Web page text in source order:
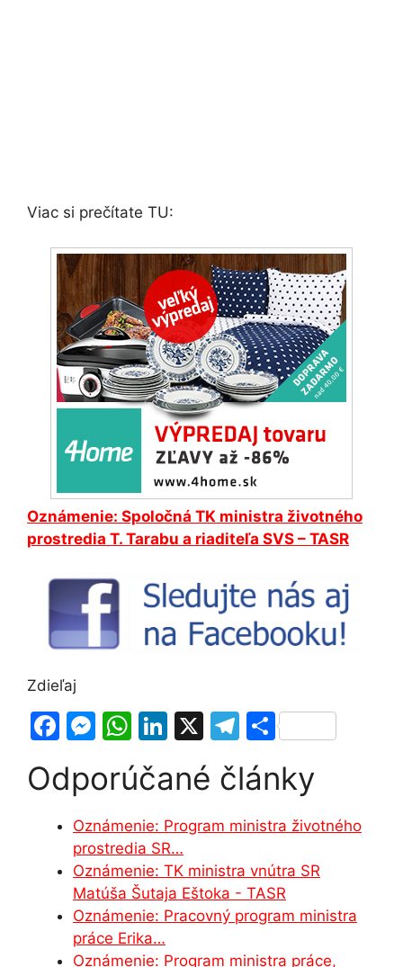
Viac si prečítate TU:
Oznámenie: Spoločná TK ministra životného
prostredia T. Tarabu a riaditeľa SVS – TASR
Zdieľaj
F
c
e
b
o
o
k
M
s
s
e
n
g
er
W
at
s
A
p
p
Li
k
e
dI
n
X
T
e
gr
a
m
S
ar
Odporúčané články
Oznámenie: Program ministra životného
prostredia SR…
Oznámenie: TK ministra vnútra SR
Matúša Šutaja Eštoka - TASR
Oznámenie: Pracovný program ministra
práce Erika…
Oznámenie: Program ministra práce,